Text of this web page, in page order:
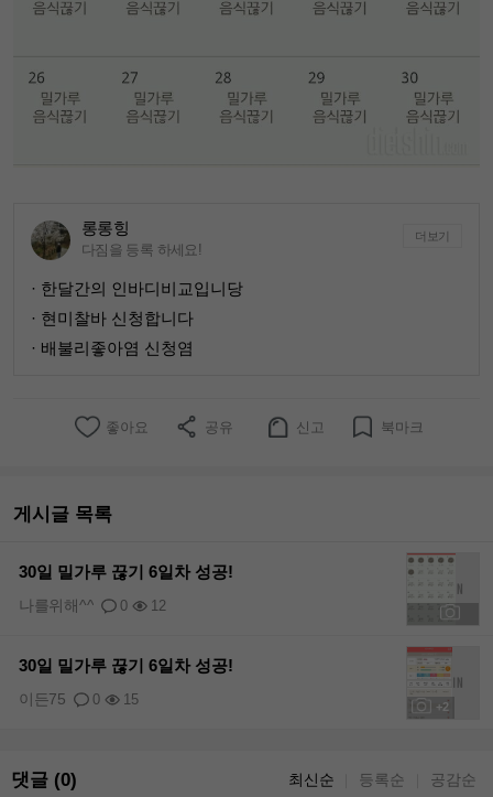
롱롱힝
다짐을 등록 하세요!
더보기
· 한달간의 인바디비교입니당
· 현미찰바 신청합니다
· 배불리좋아염 신청염
좋아요 공유 신고 북마크
게시글 목록
30일 밀가루 끊기 6일차 성공!
0 12
나를위해^^
+2
30일 밀가루 끊기 6일차 성공!
0 15
이든75
댓글 (0) 최신순 등록순 공감순